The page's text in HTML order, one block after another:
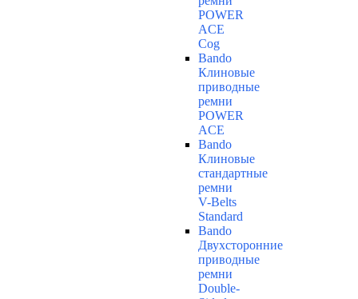
POWER
ACE
Cog
Bando
Клиновые
приводные
ремни
POWER
ACE
Bando
Клиновые
стандартные
ремни
V-Belts
Standard
Bando
Двухсторонние
приводные
ремни
Double-